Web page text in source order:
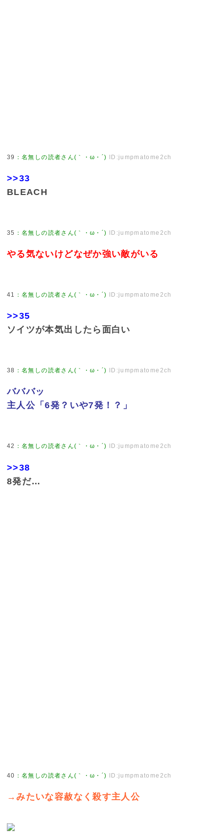
39 ：名無しの読者さん(｀・ω・´) ID:jumpmatome2ch
>>33
BLEACH
35 ：名無しの読者さん(｀・ω・´) ID:jumpmatome2ch
やる気ないけどなぜか強い敵がいる
41 ：名無しの読者さん(｀・ω・´) ID:jumpmatome2ch
>>35
ソイツが本気出したら面白い
38 ：名無しの読者さん(｀・ω・´) ID:jumpmatome2ch
バババッ
主人公「6発？いや7発！？」
42 ：名無しの読者さん(｀・ω・´) ID:jumpmatome2ch
>>38
8発だ…
40 ：名無しの読者さん(｀・ω・´) ID:jumpmatome2ch
→みたいな容赦なく殺す主人公